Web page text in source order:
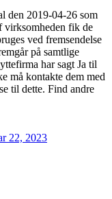
den 2019-04-26 som
virksomheden fik de
ved fremsendelse
på samtlige
har sagt Ja til
må kontakte dem med
til dette. Find andre
22, 2023